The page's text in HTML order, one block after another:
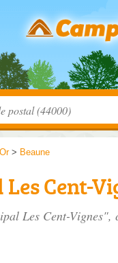
> Beaune
Cent-
Les Cent-Vignes",